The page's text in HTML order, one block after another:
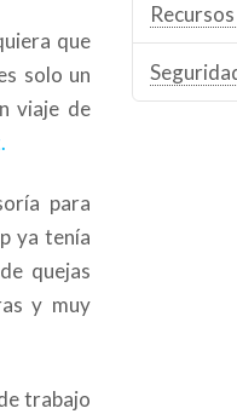
que
solo un
viaje de
para
ya tenía
quejas
y muy
trabajo